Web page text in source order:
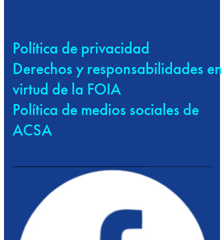
Política de privacidad
Derechos y responsabilidades en
virtud de la FOIA
Política de medios sociales de
ACSA